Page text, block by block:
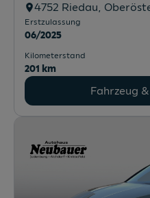
4752 Riedau,
Erstzulassung
06/2025
Kilometerstand
201 km
Fahrzeug